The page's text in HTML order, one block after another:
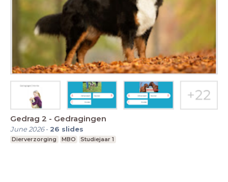
Gedrag 2 - Gedragingen
June 2026- 26 slides
Dierverzorging MBO Studiejaar 1